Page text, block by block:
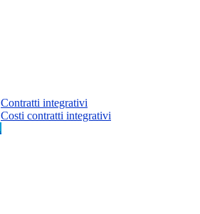
Contratti integrativi
Costi contratti integrativi